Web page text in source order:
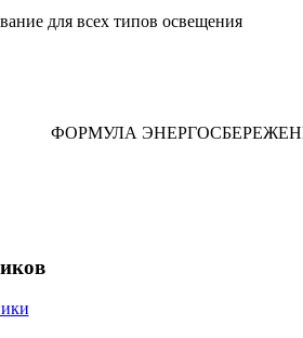
для всех типов освещения
ФОРМУЛА